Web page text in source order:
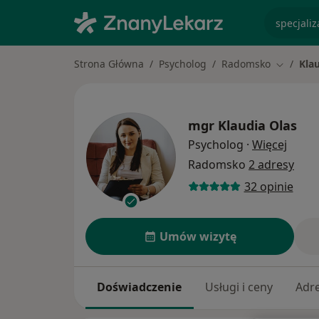
Strona Główna Psycholog Radomsko Zmień
mgr Klaudia Olas
Psycholog · Więcej
Radomsko 2 adresy
32 opinie
Umów wizytę
Doświadczenie Usługi i ceny